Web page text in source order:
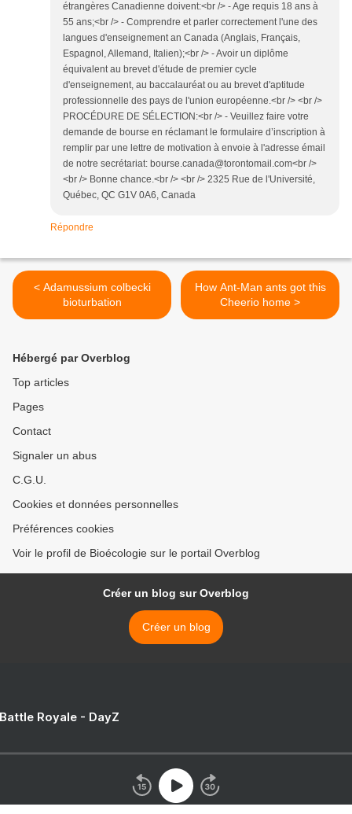
étrangères Canadienne doivent:<br /> - Age requis 18 ans à
55 ans;<br /> - Comprendre et parler correctement l'une des
langues d'enseignement an Canada (Anglais, Français,
Espagnol, Allemand, Italien);<br /> - Avoir un diplôme
équivalent au brevet d'étude de premier cycle
d'enseignement, au baccalauréat ou au brevet d'aptitude
professionnelle des pays de l'union européenne.<br /> <br />
PROCÉDURE DE SÉLECTION:<br /> - Veuillez faire votre
demande de bourse en réclamant le formulaire d’inscription à
remplir par une lettre de motivation à envoie à l'adresse émail
de notre secrétariat: bourse.canada@torontomail.com<br />
<br /> Bonne chance.<br /> <br /> 2325 Rue de l'Université,
Québec, QC G1V 0A6, Canada
Répondre
< Adamussium colbecki
bioturbation
How Ant-Man ants got this
Cheerio home >
Hébergé par Overblog
Top articles
Pages
Contact
Signaler un abus
C.G.U.
Cookies et données personnelles
Préférences cookies
Voir le profil de Bioécologie sur le portail Overblog
Créer un blog sur Overblog
Créer un blog
Royale - DayZ